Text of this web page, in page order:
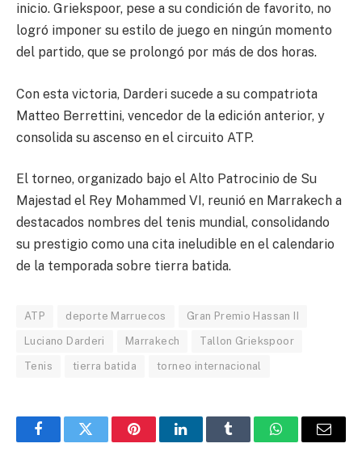
inicio. Griekspoor, pese a su condición de favorito, no
logró imponer su estilo de juego en ningún momento
del partido, que se prolongó por más de dos horas.
Con esta victoria, Darderi sucede a su compatriota
Matteo Berrettini, vencedor de la edición anterior, y
consolida su ascenso en el circuito ATP.
El torneo, organizado bajo el Alto Patrocinio de Su
Majestad el Rey Mohammed VI, reunió en Marrakech a
destacados nombres del tenis mundial, consolidando
su prestigio como una cita ineludible en el calendario
de la temporada sobre tierra batida.
ATP deporte Marruecos Gran Premio Hassan II
Luciano Darderi Marrakech Tallon Griekspoor
Tenis tierra batida torneo internacional
FacebookTwitter PinterestLinkedInTumblr WhatsAppEmail